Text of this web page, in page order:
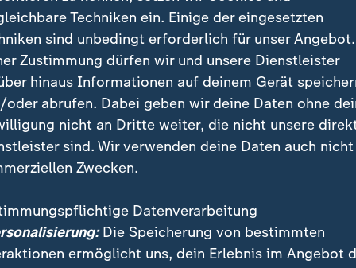
erschien er in einem Rahmen mit der Aufschrift
Night-Moderator
man es übersetzen mit: "Sie können mich mal".
ausgeblendet.
Techniken ein. Einige der eingesetzten
sind unbedingt erforderlich für unser
Zustimmung dürfen wir und unsere Dienstleister
hinaus Informationen auf deinem Gerät
oder abrufen. Dabei geben wir deine Daten ohne
nicht an Dritte weiter, die nicht unsere
sind. Wir verwenden deine Daten auch nicht
Zwecken.
Datenverarbeitung
Die Speicherung von bestimmten
ermöglicht uns, dein Erlebnis im Angebot